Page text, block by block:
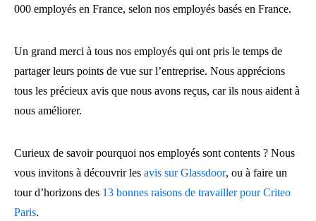
000 employés en France, selon nos employés basés en France.
Un grand merci à tous nos employés qui ont pris le temps de
partager leurs points de vue sur l’entreprise. Nous apprécions
tous les précieux avis que nous avons reçus, car ils nous aident à
nous améliorer.
Curieux de savoir pourquoi nos employés sont contents ? Nous
vous invitons à découvrir les avis sur Glassdoor, ou à faire un
tour d’horizons des 13 bonnes raisons de travailler pour Criteo
Paris.